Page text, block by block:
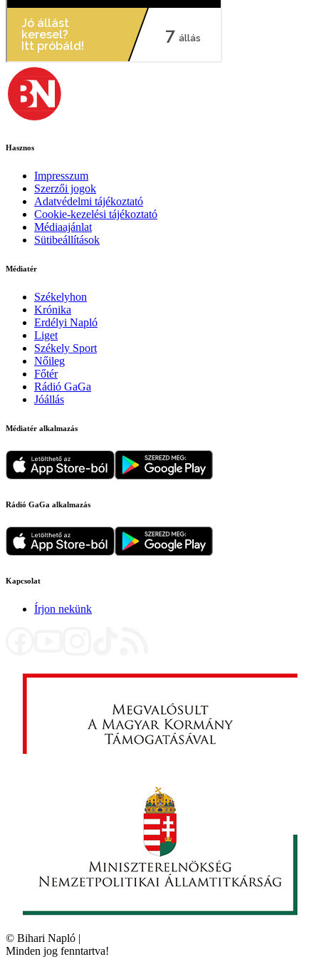
Hasznos
Impresszum
Szerzői jogok
Adatvédelmi tájékoztató
Cookie-kezelési tájékoztató
Médiaajánlat
Sütibeállítások
Médiatér
Székelyhon
Krónika
Erdélyi Napló
Liget
Székely Sport
Nőileg
Főtér
Rádió GaGa
Jóállás
Médiatér alkalmazás
Rádió GaGa alkalmazás
Kapcsolat
Írjon nekünk
© Bihari Napló |
Minden jog fenntartva!